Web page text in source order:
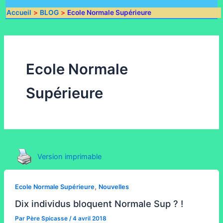
Accueil BLOG Ecole Normale Supérieure
Ecole Normale
Supérieure
Version imprimable
Ecole Normale Supérieure, Nouvelles
Dix individus bloquent Normale Sup ? !
Par Père Spicasse /4 avril 2018